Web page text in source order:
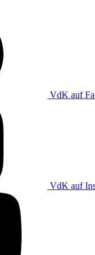
VdK auf
VdK auf